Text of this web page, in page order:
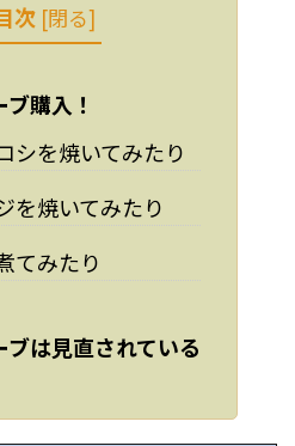
次 [閉る]
購入！
シを焼いてみたり
を焼いてみたり
てみたり
ブは見直されている